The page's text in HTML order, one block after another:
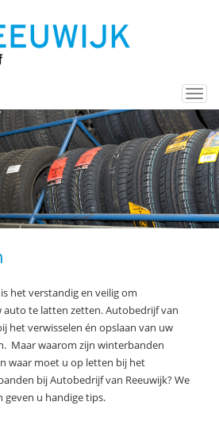
het verstandig en veilig om
te latten zetten. Autobedrijf van
het verwisselen én opslaan van uw
Maar waarom zijn winterbanden
waar moet u op letten bij het
bij Autobedrijf van Reeuwijk? We
geven u handige tips.